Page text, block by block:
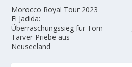
Morocco Royal Tour 2023
El Jadida:
Überraschungssieg für Tom
Tarver-Priebe aus
Neuseeland